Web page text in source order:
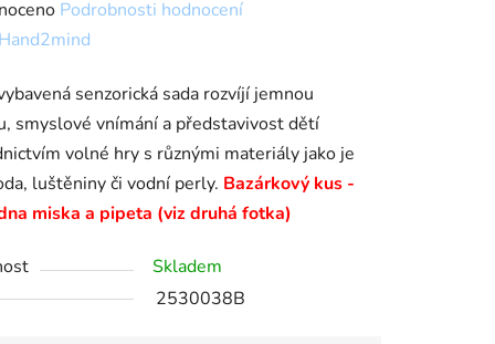
Podrobnosti hodnocení
Hand2mind
senzorická sada rozvíjí jemnou
smyslové vnímání a představivost dětí
volné hry s různými materiály jako je
luštěniny či vodní perly. Bazárkový kus -
miska a pipeta (viz druhá fotka)
Skladem
2530038B